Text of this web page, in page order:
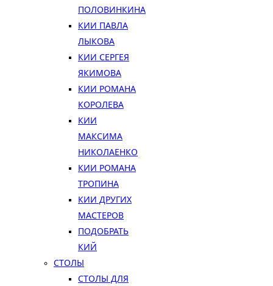
ПОЛОВИНКИНА
КИИ ПАВЛА
ЛЫКОВА
КИИ СЕРГЕЯ
ЯКИМОВА
КИИ РОМАНА
КОРОЛЕВА
КИИ
МАКСИМА
НИКОЛАЕНКО
КИИ РОМАНА
ТРОПИНА
КИИ ДРУГИХ
МАСТЕРОВ
ПОДОБРАТЬ
КИЙ
СТОЛЫ
СТОЛЫ ДЛЯ